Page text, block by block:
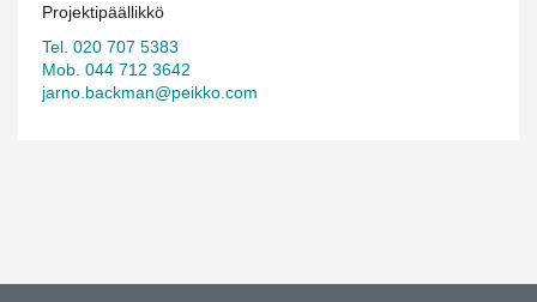
Projektipäällikkö
Tel. 020 707 5383
Mob. 044 712 3642
jarno.backman@peikko.com